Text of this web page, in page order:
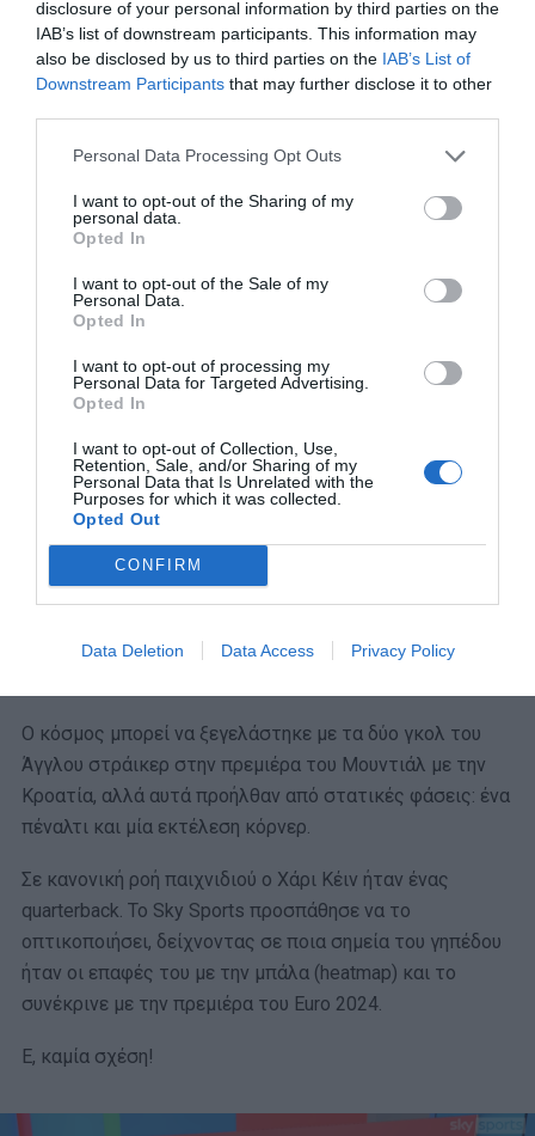
disclosure of your personal information by third parties on the
IAB’s list of downstream participants. This information may
also be disclosed by us to third parties on the IAB’s List of
Downstream Participants that may further disclose it to other
Personal Data Processing Opt Outs
I want to opt-out of the Sharing of my
personal data.
Opted In
I want to opt-out of the Sale of my
Personal Data.
Opted In
I want to opt-out of processing my
Personal Data for Targeted Advertising.
Opted In
I want to opt-out of Collection, Use,
Retention, Sale, and/or Sharing of my
Personal Data that Is Unrelated with the
Purposes for which it was collected.
Opted Out
CONFIRM
Data Deletion Data Access Privacy Policy
Στο τελευταίο τρίτο, εμείς βασικά δεν παίζουμε με
εννιάρι. Στην ουσία παίζουμε με δύο δεκάρια και δύο
εξτρέμ που κόβουν διαγώνια και μερικές φορές
υποχρεώνουν τους αντίπαλους στόπερ να πέσουν πάνω
τους, διότι δεν ξέρουν αν πρέπει να μείνουν κολλημένοι
πως είναι πολλά περισσότερα από ένα εννιάρι που
Ο κόσμος μπορεί να ξεγελάστηκε με τα δύο γκολ του
Άγγλου στράικερ στην πρεμιέρα του Μουντιάλ με την
Κροατία, αλλά αυτά προήλθαν από στατικές φάσεις: ένα
πέναλτι και μία εκτέλεση κόρνερ.
Σε κανονική ροή παιχνιδιού ο Χάρι Κέιν ήταν ένας
quarterback. To Sky Sports προσπάθησε να το
οπτικοποιήσει, δείχνοντας σε ποια σημεία του γηπέδου
ήταν οι επαφές του με την μπάλα (heatmap) και το
συνέκρινε με την πρεμιέρα του Euro 2024.
Ε, καμία σχέση!